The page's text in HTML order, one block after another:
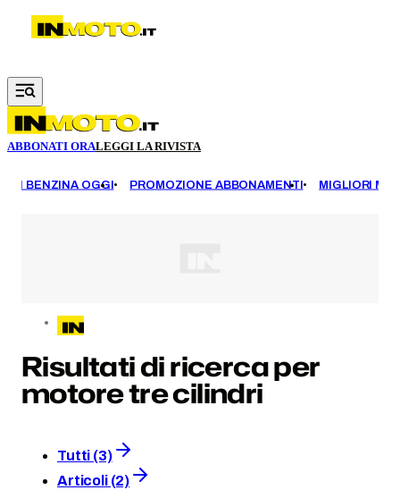
Vai al contenuto principale
ABBONATI ORALEGGI LA RIVISTA
BENZINA OGGI PROMOZIONE ABBONAMENTI MIGLIORI
Risultati di ricerca per
motore tre cilindri
Tutti (3)
Articoli (2)